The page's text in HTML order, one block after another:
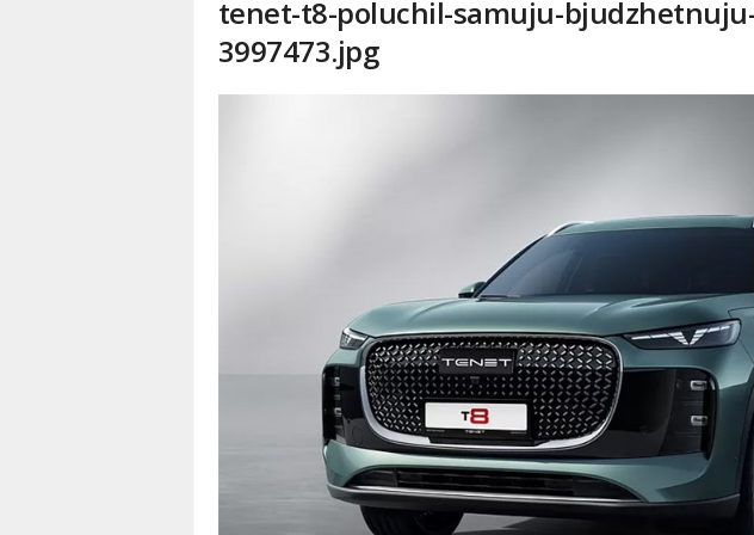
tenet-t8-poluchil-samuju-
3997473.jpg